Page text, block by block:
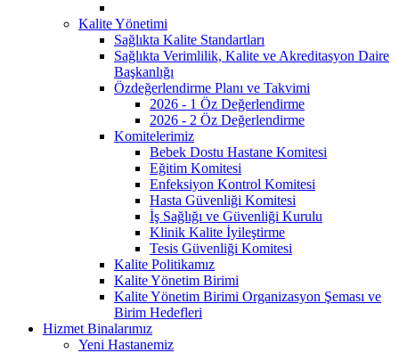
Kalite Yönetimi
Sağlıkta Kalite Standartları
Sağlıkta Verimlilik, Kalite ve Akreditasyon Daire
Başkanlığı
Özdeğerlendirme Planı ve Takvimi
2026 - 1 Öz Değerlendirme
2026 - 2 Öz Değerlendirme
Komitelerimiz
Bebek Dostu Hastane Komitesi
Eğitim Komitesi
Enfeksiyon Kontrol Komitesi
Hasta Güvenliği Komitesi
İş Sağlığı ve Güvenliği Kurulu
Klinik Kalite İyileştirme
Tesis Güvenliği Komitesi
Kalite Politikamız
Kalite Yönetim Birimi
Kalite Yönetim Birimi Organizasyon Şeması ve
Birim Hedefleri
Hizmet Binalarımız
Yeni Hastanemiz